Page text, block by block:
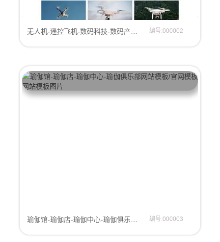
无人机-遥控飞机-数码科技-数码产品-航拍设备网站模板 编号:000002
瑜伽馆-瑜伽店-瑜伽中心-瑜伽俱乐部网站模板/官网模板 编号:000003